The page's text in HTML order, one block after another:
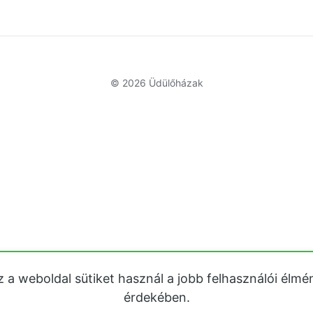
© 2026 Üdülőházak
a weboldal sütiket használ a jobb felhasználói
érdekében.